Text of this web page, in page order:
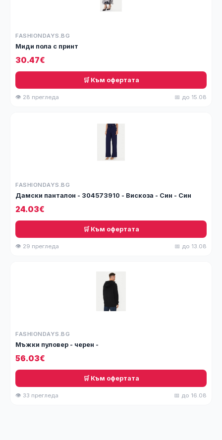
FASHIONDAYS.BG
Миди пола с принт
30.47€
🛒 Към офертата
👁 28 прегледа 📅 до 15.08
FASHIONDAYS.BG
Дамски панталон - 304573910 - Вискоза - Син - Син
24.03€
🛒 Към офертата
👁 29 прегледа 📅 до 13.08
FASHIONDAYS.BG
Мъжки пуловер - черен -
56.03€
🛒 Към офертата
👁 33 прегледа 📅 до 16.08